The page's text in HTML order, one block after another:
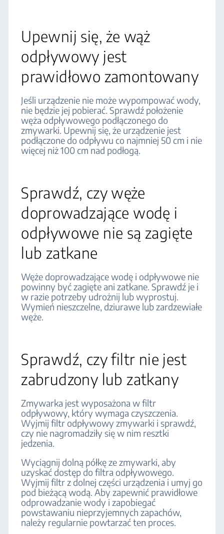
Upewnij się, że wąż
odpływowy jest
prawidłowo zamontowany
Jeśli urządzenie nie może wypompować wody,
nie będzie jej pobierać. Sprawdź położenie
węża odpływowego podłączonego do
zmywarki. Upewnij się, że urządzenie jest
podłączone do odpływu co najmniej 50 cm i nie
więcej niż 100 cm nad podłogą.
Sprawdź, czy węże
doprowadzające wodę i
odpływowe nie są zagięte
lub zatkane
Węże doprowadzające wodę i odpływowe nie
powinny być zagięte ani zatkane. Sprawdź je i
w razie potrzeby udrożnij lub wyprostuj.
Wymień nieszczelne, dziurawe lub zardzewiałe
węże.
Sprawdź, czy filtr nie jest
zabrudzony lub zatkany
Zmywarka jest wyposażona w filtr
odpływowy, który wymaga czyszczenia.
Wyjmij filtr odpływowy zmywarki i sprawdź,
czy nie nagromadziły się w nim resztki
jedzenia.
Wyciągnij dolną półkę ze zmywarki, aby
uzyskać dostęp do filtra odpływowego.
Wyjmij filtr z dolnej części urządzenia i umyj go
pod bieżącą wodą. Aby zapewnić prawidłowe
odprowadzanie wody i zapobiegać
powstawaniu nieprzyjemnych zapachów,
należy regularnie powtarzać ten proces.